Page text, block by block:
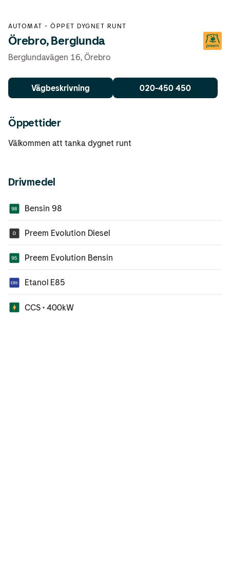
AUTOMAT -ÖPPET DYGNET RUNT
Örebro, Berglunda
Berglundavägen 16, Örebro
Vägbeskrivning 020-450 450
Öppettider
Välkommen att tanka dygnet runt
Drivmedel
Bensin 98
Preem Evolution Diesel
Preem Evolution Bensin
Etanol E85
CCS • 400kW